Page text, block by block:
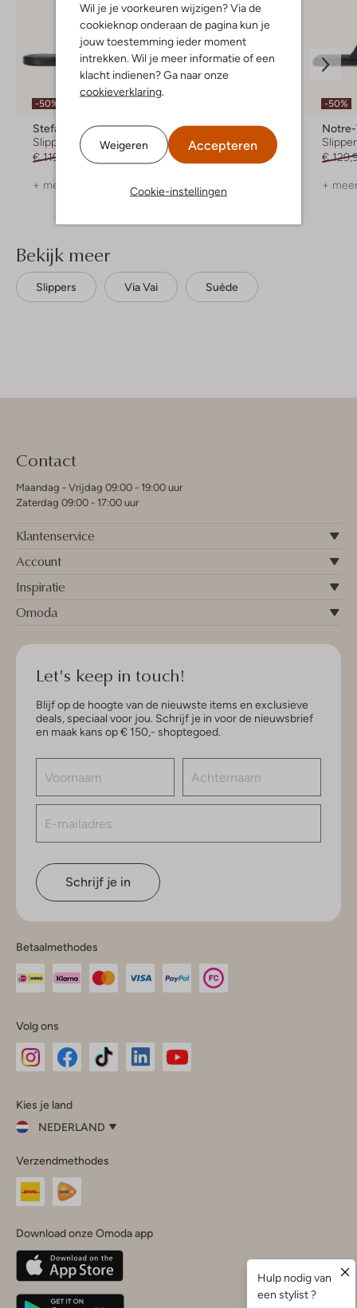
Wil je je voorkeuren wijzigen? Via de
cookieknop onderaan de pagina kun je
jouw toestemming ieder moment
intrekken. Wil je meer informatie of een
klacht indienen? Ga naar onze
cookieverklaring.
Weigeren Accepteren
Cookie-instellingen
-50%
Stefano Lauran
Slippers
€ 119,99
€ 59,99
+ meer kleuren
Stefano Lauran
Slippers
€ 99,99
€ 49,99
+ meer kleuren
-50%
€
+
Bekijk meer
Slippers Via Vai Suède
Contact
Maandag - Vrijdag 09:00 - 19:00 uur
Zaterdag 09:00 - 17:00 uur
Klantenservice
Account
Inspiratie
Omoda
Let's keep in touch!
Blijf op de hoogte van de nieuwste items en exclusieve
deals, speciaal voor jou. Schrijf je in voor de nieuwsbrief
en maak kans op € 150,- shoptegoed.
Schrijf je in
Betaalmethodes
Volg ons
InstagramFacebook
Kies je land
NEDERLAND
je
land
Nederland
Belgique(Français)
Deutschland
Verzendmethodes
Download onze Omoda app